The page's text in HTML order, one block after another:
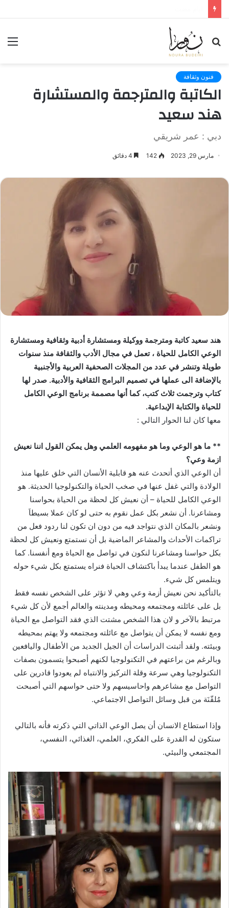
بحث
عن
فنون وثقافة
الكاتبة والمترجمة والمستشارة
هند سعيد
دبي : عمر شريقي
مارس 29, 2023 142
هند سعيد كاتبة ومترجمة ووكيلة ومستشارة أدبية وثقافية ومستشارة
الوعي الكامل للحياة ، تعمل في مجال الأدب والثقافة منذ سنوات
طويلة وتنشر في عدد من المجلات الصحفية العربية والأجنبية
بالإضافة الى عملها في تصميم البرامج الثقافية والأدبية. صدر لها
كتاب وترجمت ثلاث كتب، كما أنها مصممة برنامج الوعي الكامل
للحياة والكتابة الإبداعية.
معها كان لنا الحوار التالي :
** ما هو الوعي وما هو مفهومه العلمي وهل يمكن القول اننا نعيش
ازمة وعي؟
أن الوعي الذي أتحدث عنه هو قابلية الأنسان التي خلق عليها منذ
الولادة والتي غفل عنها في صخب الحياة والتكنولوجيا الحديثة. هو
الوعي الكامل للحياة – أن نعيش كل لحظة من الحياة بحواسنا
ومشاعرنا. أن نشعر بكل عمل نقوم به حتى لو كان عملا بسيطاَ
ونشعر بالمكان الذي نتواجد فيه من دون ان تكون لنا ردود فعل من
تراكمات الأحداث والمشاعر الماضية بل أن نستمتع ونعيش كل لحظة
بكل حواسنا ومشاعرنا لنكون في تواصل مع الحياة ومع أنفسنا. كما
هو الطفل عندما يبدأ باكتشاف الحياة فنراه يستمتع بكل شيء حوله
ويتلمس كل شيء.
بالتأكيد نحن نعيش أزمة وعي وهي لا تؤثر على الشخص نفسه فقط
بل على عائلته ومجتمعه ومحيطه ومدينته والعالم أجمع لأن كل شيء
مرتبط بالآخر و لان هذا الشخص مشتت الذي فقد التواصل مع الحياة
ومع نفسه لا يمكن أن يتواصل مع عائلته ومجتمعه ولا يهتم بمحيطه
وبيئته. ولقد أثبتت الدراسات أن الجيل الجديد من الأطفال واليافعين
وبالرغم من براعتهم في التكنولوجيا لكنهم أصبحوا يتسمون بصفات
التكنولوجيا وهي سرعة وقلة التركيز والانتباه لم يعودوا قادرين على
التواصل مع مشاعرهم واحاسيسهم ولا حتى حواسهم التي أصبحت
مُلقّنَة من قبل وسائل التواصل الاجتماعي.
وإذا استطاع الانسان أن يصل الوعي الذاتي التي ذكرته فأنه بالتالي
ستكون له القدرة على الفكري، العلمي، الغذائي، النفسي،
المجتمعي والبيئي.